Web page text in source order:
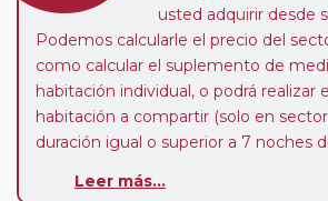
usted adquirir desde
Podemos calcularle el precio del
como calcular el suplemento de
habitación individual, o podrá realizar
habitación a compartir (solo en
duración igual o superior a 7 noches
de que usted pueda programar una o
Leer más...